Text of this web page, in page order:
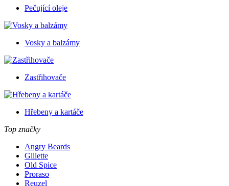
Pečující oleje
Vosky a balzámy
Zastřihovače
Hřebeny a kartáče
Top značky
Angry Beards
Gillette
Old Spice
Proraso
Reuzel